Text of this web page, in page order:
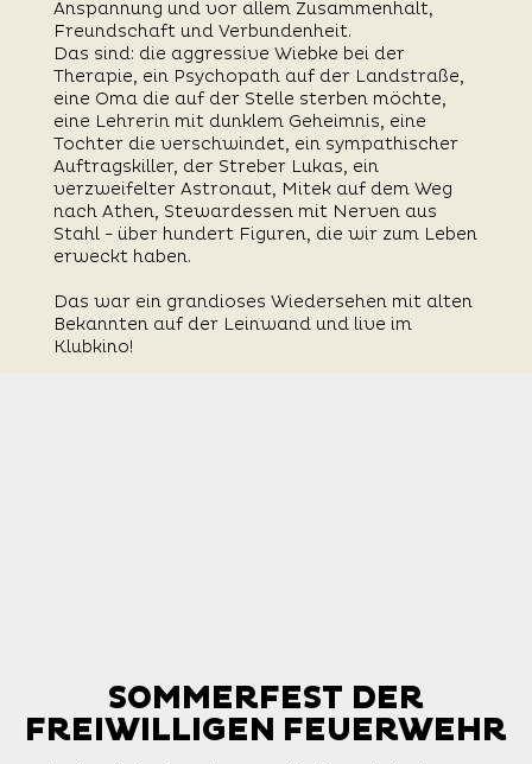
Anspannung und vor allem Zusammenhalt,
Freundschaft und Verbundenheit.
Das sind: die aggressive Wiebke bei der
Therapie, ein Psychopath auf der Landstraße,
eine Oma die auf der Stelle sterben möchte,
eine Lehrerin mit dunklem Geheimnis, eine
Tochter die verschwindet, ein sympathischer
Auftragskiller, der Streber Lukas, ein
verzweifelter Astronaut, Mitek auf dem Weg
nach Athen, Stewardessen mit Nerven aus
Stahl - über hundert Figuren, die wir zum Leben
erweckt haben.
Das war ein grandioses Wiedersehen mit alten
Bekannten auf der Leinwand und live im
Klubkino!
SOMMERFEST DER
FREIWILLIGEN FEUERWEHR
SOMMERFEST DER
FREIWILLIGEN FEUERWEHR